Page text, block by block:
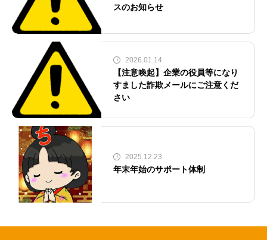
スのお知らせ
2026.01.14
【注意喚起】企業の役員等になり
すました詐欺メールにご注意くだ
さい
2025.12.23
年末年始のサポート体制